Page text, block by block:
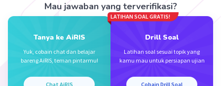
Mau jawaban yang terverifikasi?
Tanya ke AiRIS
Yuk, cobain chat dan belajar
bareng AiRIS, teman pintarmu!
Chat AiRIS
LATIHAN SOAL GRATIS!
Drill Soal
Latihan soal sesuai topik yang
kamu mau untuk persiapan ujian
Cobain Drill Soal